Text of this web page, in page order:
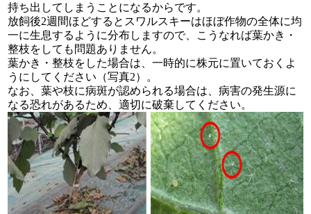
持ち出してしまうことになるからです。
放飼後2週間ほどするとスワルスキーはほぼ作物の全体に均
一に生息するように分布しますので、こうなれば葉かき・
整枝をしても問題ありません。
葉かき・整枝をした場合は、一時的に株元に置いておくよ
うにしてください（写真2）。
なお、葉や枝に病斑が認められる場合は、病害の発生源に
なる恐れがあるため、適切に破棄してください。